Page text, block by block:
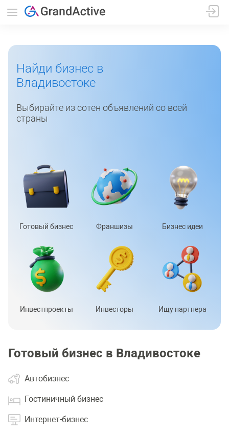
Найди бизнес в
Владивостоке
Выбирайте из сотен объявлений со всей
страны
Готовый бизнес Франшизы Бизнес идеи
Инвестпроекты Инвесторы Ищу партнера
Готовый бизнес в Владивостоке
Автобизнес
Гостиничный бизнес
Интернет-бизнес